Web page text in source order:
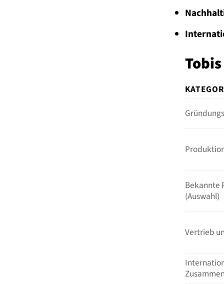
Bekannte
(Auswahl)
Vertrieb